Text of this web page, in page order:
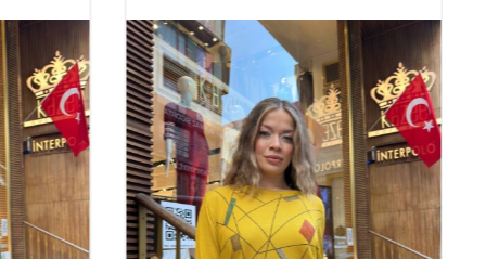
Kalitesinin Önemi
hem ürünün uzun ömürlü olması hem de giyildiğinde sağladığı
büyük önem taşır. Yüksek kaliteli trikolar, vücuda hoş bir şekilde
sağlar. Aynı zamanda, kaliteli trikolar yıkama sonrasında
korur, bu da onları uzun süreli kullanım için ideal
sahipleri için kaliteli trikolar, müşterilere memnuniyet garantisi
müşteri kitlesi oluşturmada önemli bir rol oynar.
%8 Elit Kumaş: Şıklık ve
Mükemmel Dengesi